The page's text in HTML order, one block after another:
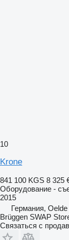
10
Krone
841 100 KGS 8 325
Оборудование -
2015
Германия, Oelde
Brüggen SWAP
Связаться с